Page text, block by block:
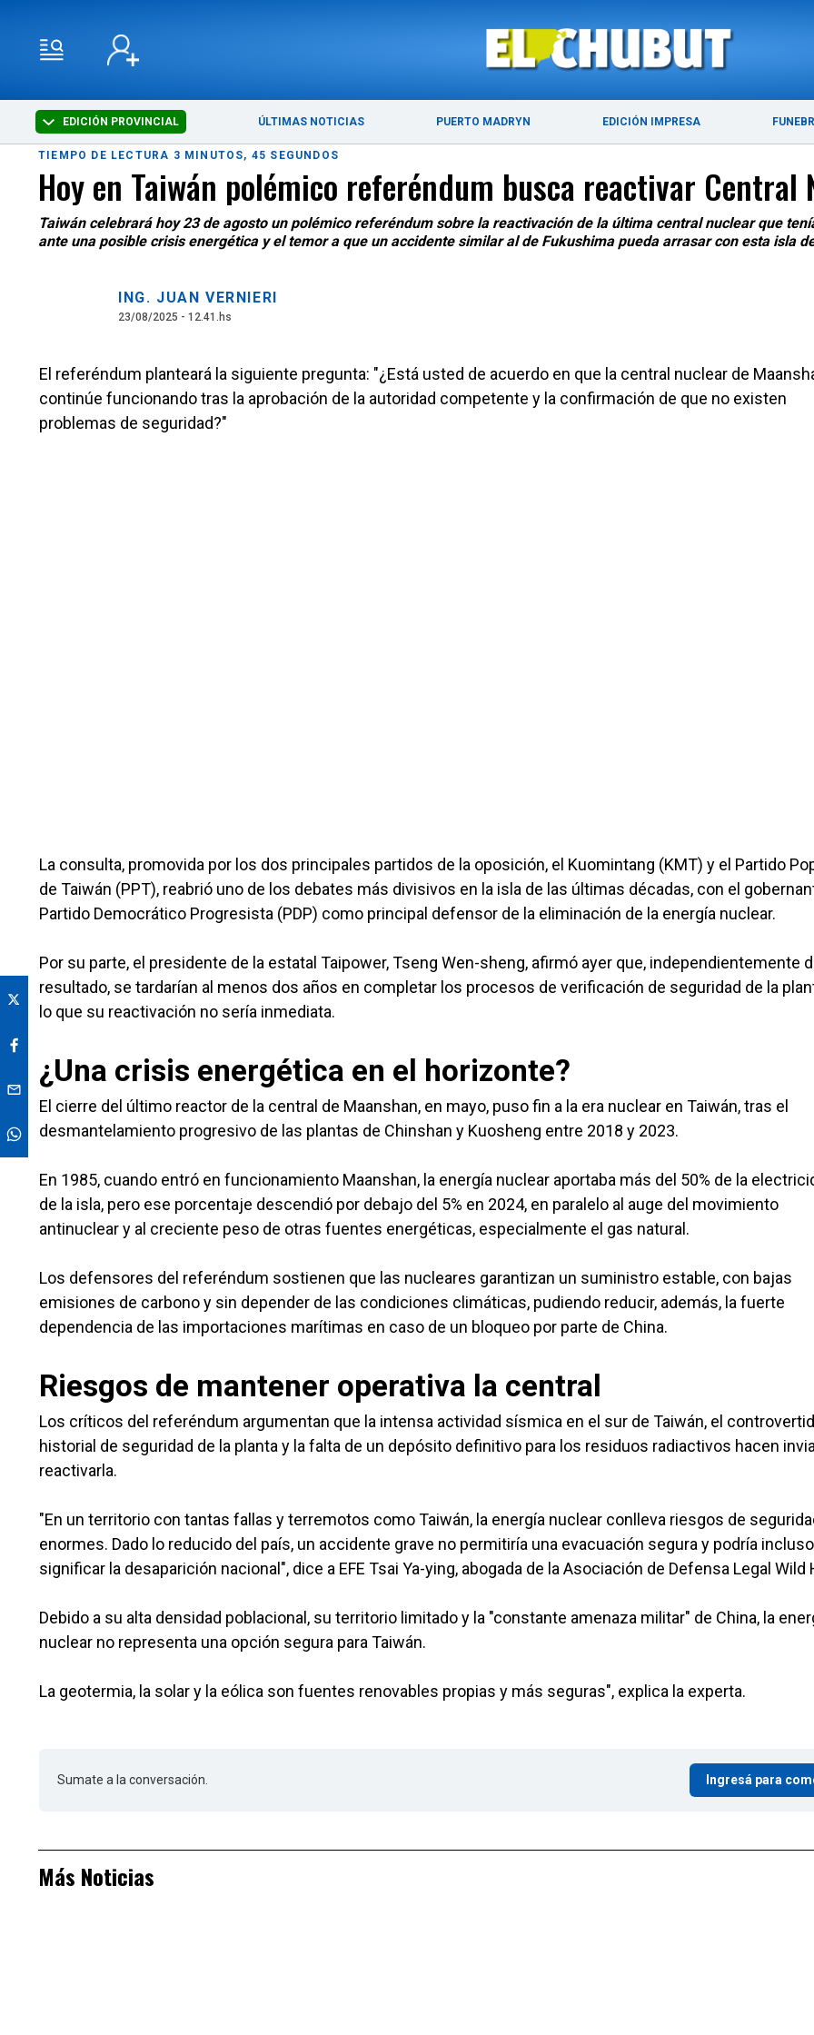
EDICIÓN PROVINCIAL ÚLTIMAS NOTICIAS PUERTO MADRYN EDICIÓN IMPRESA
ÚLTIMAS NOTICIAS PUERTO MADRYN
TIEMPO DE LECTURA 3 MINUTOS, 45 SEGUNDOS
Hoy en Taiwán polémico referéndum busca reactivar Central
Taiwán celebrará hoy 23 de agosto un polémico referéndum sobre la reactivación de la última central nuclear que
ante una posible crisis energética y el temor a que un accidente similar al de Fukushima pueda arrasar con esta isla
ING. JUAN VERNIERI
23/08/2025 - 12.41.hs
El referéndum planteará la siguiente pregunta: "¿Está usted de acuerdo en que la central nuclear de
continúe funcionando tras la aprobación de la autoridad competente y la confirmación de que no existen
problemas de seguridad?"
La consulta, promovida por los dos principales partidos de la oposición, el Kuomintang (KMT) y el Partido
de Taiwán (PPT), reabrió uno de los debates más divisivos en la isla de las últimas décadas, con el
Partido Democrático Progresista (PDP) como principal defensor de la eliminación de la energía nuclear.
Por su parte, el presidente de la estatal Taipower, Tseng Wen-sheng, afirmó ayer que, independientemente
resultado, se tardarían al menos dos años en completar los procesos de verificación de seguridad de la
lo que su reactivación no sería inmediata.
¿Una crisis energética en el horizonte?
El cierre del último reactor de la central de Maanshan, en mayo, puso fin a la era nuclear en Taiwán, tras el
desmantelamiento progresivo de las plantas de Chinshan y Kuosheng entre 2018 y 2023.
En 1985, cuando entró en funcionamiento Maanshan, la energía nuclear aportaba más del 50% de la
de la isla, pero ese porcentaje descendió por debajo del 5% en 2024, en paralelo al auge del movimiento
antinuclear y al creciente peso de otras fuentes energéticas, especialmente el gas natural.
Los defensores del referéndum sostienen que las nucleares garantizan un suministro estable, con bajas
emisiones de carbono y sin depender de las condiciones climáticas, pudiendo reducir, además, la fuerte
dependencia de las importaciones marítimas en caso de un bloqueo por parte de China.
Riesgos de mantener operativa la central
Los críticos del referéndum argumentan que la intensa actividad sísmica en el sur de Taiwán, el
historial de seguridad de la planta y la falta de un depósito definitivo para los residuos radiactivos hacen
reactivarla.
"En un territorio con tantas fallas y terremotos como Taiwán, la energía nuclear conlleva riesgos de
enormes. Dado lo reducido del país, un accidente grave no permitiría una evacuación segura y podría incluso
significar la desaparición nacional", dice a EFE Tsai Ya-ying, abogada de la Asociación de Defensa Legal Wild
Debido a su alta densidad poblacional, su territorio limitado y la "constante amenaza militar" de China, la
nuclear no representa una opción segura para Taiwán.
La geotermia, la solar y la eólica son fuentes renovables propias y más seguras", explica la experta.
Sumate a la conversación. Ingresá para
Más Noticias